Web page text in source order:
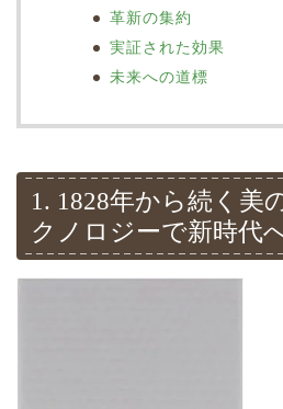
革新の集約
実証された効果
未来への道標
1. 1828年から続く美
クノロジーで新時代